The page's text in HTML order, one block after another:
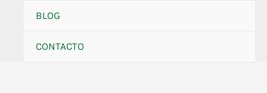
BLOG
CONTACTO